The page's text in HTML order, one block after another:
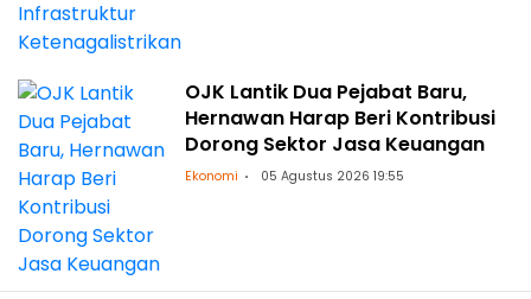
OJK Lantik Dua Pejabat Baru,
Hernawan Harap Beri Kontribusi
Dorong Sektor Jasa Keuangan
Ekonomi 05 Agustus 2026 19:55